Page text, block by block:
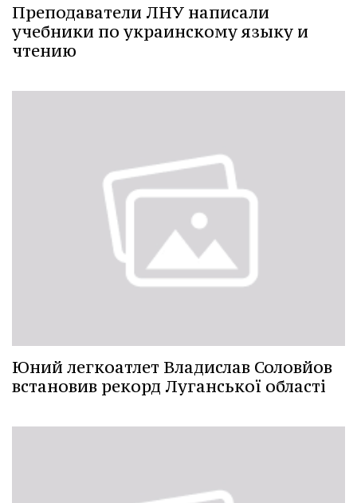
Преподаватели ЛНУ написали
учебники по украинскому языку и
чтению
Юний легкоатлет Владислав Соловйов
встановив рекорд Луганської області